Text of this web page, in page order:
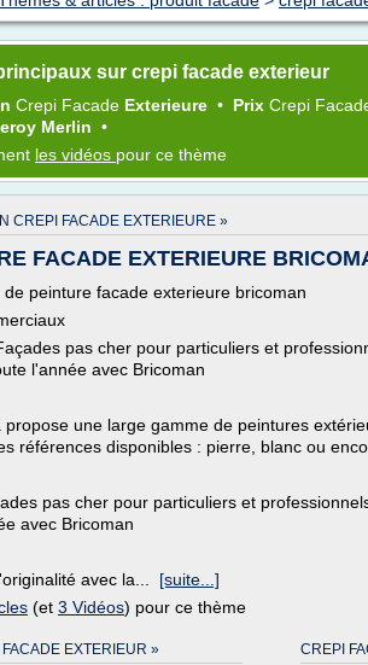
sur crepi facade exterieur
Crepi Facade Exterieure • Prix Crepi
Merlin •
les vidéos pour ce thème
CREPI FACADE EXTERIEURE »
FACADE EXTERIEURE
de peinture facade exterieure bricoman
pas cher pour particuliers et
l'année avec Bricoman
propose une large gamme de peintures
références disponibles : pierre, blanc ou
pas cher pour particuliers et
avec Bricoman
avec la... [suite...]
(et 3 Vidéos) pour ce thème
EXTERIEUR » CREPI